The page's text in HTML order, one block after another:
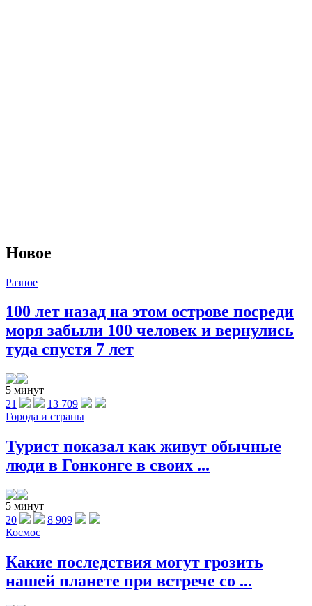
Новое
Разное
100 лет назад на этом острове посреди
моря забыли 100 человек и вернулись
туда спустя 7 лет
5 минут
21
13 709
Города и страны
Турист показал как живут обычные
люди в Гонконге в своих ...
5 минут
20
8 909
Космос
Какие последствия могут грозить
нашей планете при встрече со ...